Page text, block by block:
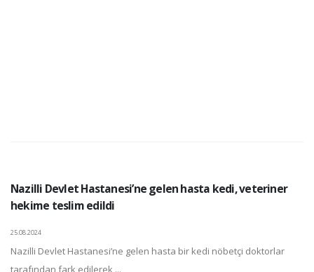
Nazilli Devlet Hastanesi’ne gelen hasta kedi, veteriner
hekime teslim edildi
25.08.2024
Nazilli Devlet Hastanesi’ne gelen hasta bir kedi nöbetçi doktorlar
tarafından fark edilerek ...